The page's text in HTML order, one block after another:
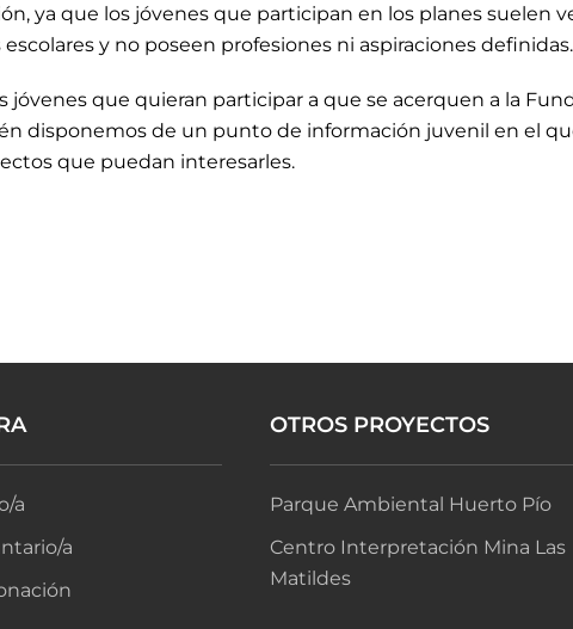
ya que los jóvenes que participan en los planes suelen
escolares y no poseen profesiones ni aspiraciones definidas.
jóvenes que quieran participar a que se acerquen a la
disponemos de un punto de información juvenil en el
que puedan interesarles.
a
a
OTROS PROYECTOS
Parque Ambiental Huerto Pío
Centro Interpretación Mina Las
Matildes